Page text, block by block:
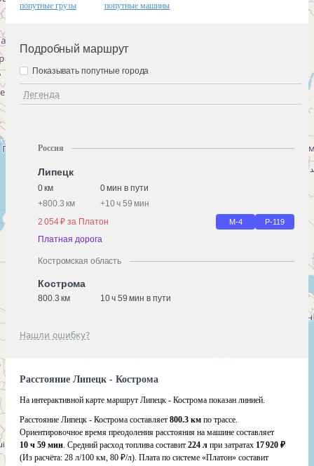
попутные грузы попутные машины
Подробный маршрут
Легенда
Показывать попутные города
Россия
Липецк
0 км
0 мин в пути
+800.3 км +10 ч 59 мин
2 054 ₽ за Платон
М-4 Р-119
Платная дорога
Костромская область
Кострома
800.3 км 10 ч 59 мин в пути
Нашли ошибку?
Расстояние Липецк - Кострома
На интерактивной карте маршрут Липецк - Кострома показан линией.
Расстояние Липецк - Кострома составляет 800.3 км по трассе.
Ориентировочное время преодоления расстояния на машине составляет
10 ч 59 мин. Средний расход топлива составит 224 л при затратах 17 920 ₽
(Из расчёта: 28 л/100 км, 80 ₽/л). Плата по системе «Платон» составит